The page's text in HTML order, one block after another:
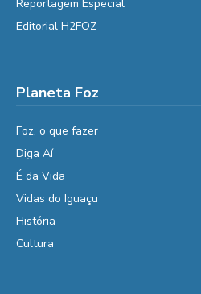
Reportagem Especial
Editorial H2FOZ
Planeta Foz
Foz, o que fazer
Diga Aí
É da Vida
Vidas do Iguaçu
História
Cultura